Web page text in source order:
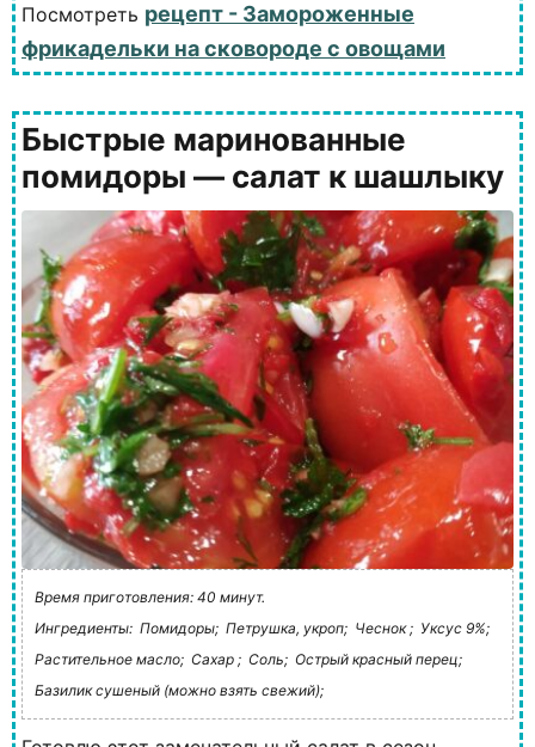
Посмотреть рецепт - Замороженные
фрикадельки на сковороде с овощами
Быстрые маринованные
помидоры — салат к шашлыку
Время приготовления: 40 минут.
Ингредиенты: Помидоры; Петрушка, укроп; Чеснок ; Уксус 9%;
Растительное масло; Сахар ; Соль; Острый красный перец;
Базилик сушеный (можно взять свежий);